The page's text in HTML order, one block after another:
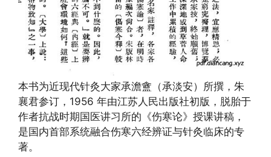
本书为近现代针灸大家承澹盦（承淡安）所撰，朱
襄君参订，1956 年由江苏人民出版社初版，脱胎于
作者抗战时期国医讲习所的《伤寒论》授课讲稿，
是国内首部系统融合伤寒六经辨证与针灸临床的专
著。